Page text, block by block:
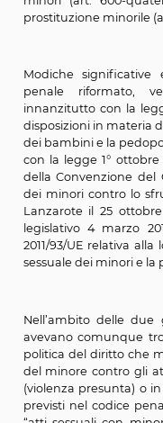
1996 inseriva gli
quater e abrogava
riformulandolo nel
Con la legge del
sfruttamento
nonché quello di
detenzione di
Modiche
penale
innanzitutto con la